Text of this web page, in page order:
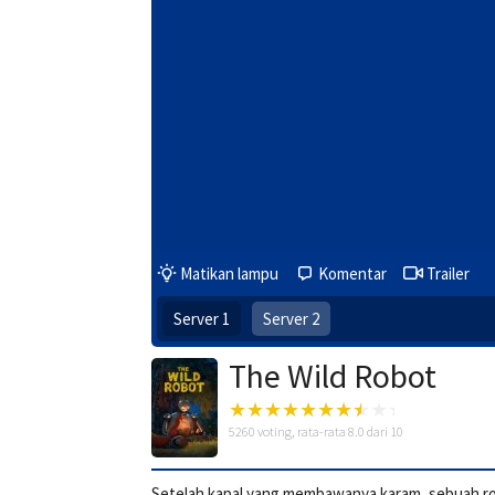
Matikan lampu Komentar Trailer
Server 1 Server 2
The Wild Robot
5260 voting, rata-rata 8.0 dari 10